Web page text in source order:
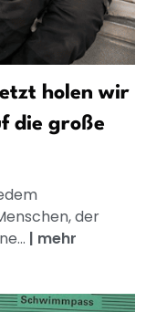
holen wir
die große
der
| mehr